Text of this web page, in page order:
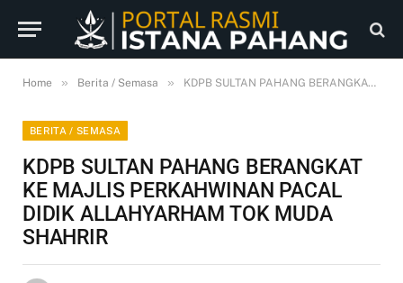
Home » Berita / Semasa » KDPB SULTAN PAHANG BERANGKAT KE MAJLIS PERKAHWINAN PACAL DIDIK ALLAHYARHAM TOK MUDA SHAHRIR
BERITA / SEMASA
KDPB SULTAN PAHANG BERANGKAT
KE MAJLIS PERKAHWINAN PACAL
DIDIK ALLAHYARHAM TOK MUDA
SHAHRIR